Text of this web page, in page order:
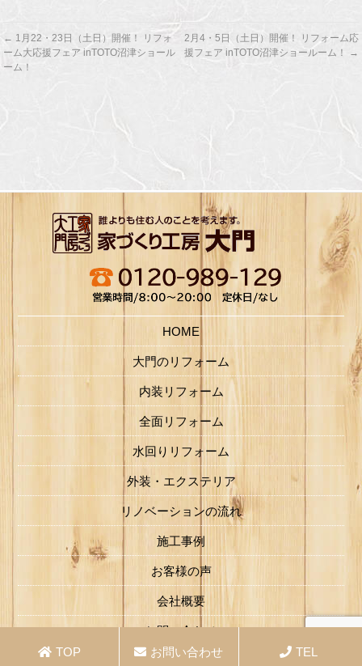
← 1月22・23日（土日）開催！ リフォ
ーム大応援フェア inTOTO沼津ショール
ーム！
2月4・5日（土日）開催！ リフォーム応
援フェア inTOTO沼津ショールーム！
→
TOP お問い合わせ TEL
HOME
大門のリフォーム
内装リフォーム
全面リフォーム
水回りリフォーム
外装・エクステリア
リノベーションの流れ
施工事例
お客様の声
会社概要
お問い合わせ
Copyright © 家づくり工房 大門 Co.Ltd.All Rights Reserved.